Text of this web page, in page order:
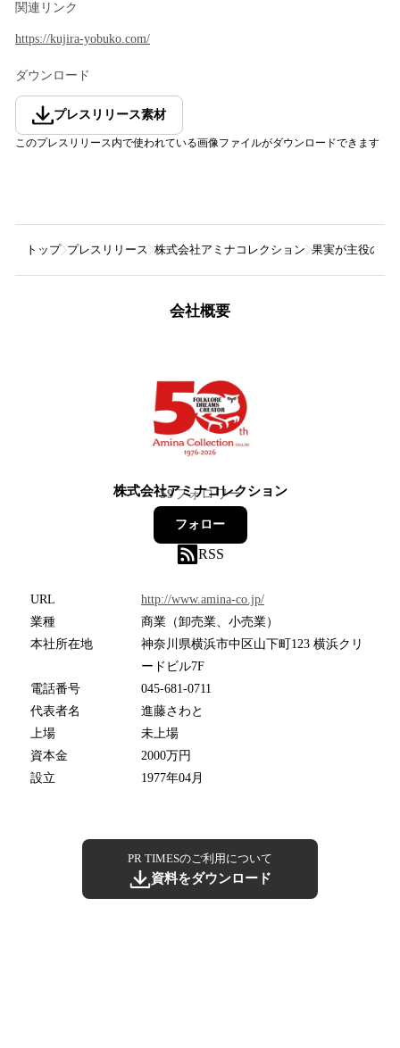
関連リンク
https://kujira-yobuko.com/
ダウンロード
プレスリリース素材
このプレスリリース内で使われている画像ファイルがダウンロードできます
トップ プレスリリース 株式会社アミナコレクション 果実が主役のか
会社概要
株式会社アミナコレクション
59フォロワー
フォロー
RSS
URL
http://www.amina-co.jp/
業種
商業（卸売業、小売業）
本社所在地
神奈川県横浜市中区山下町123 横浜クリ
ードビル7F
電話番号
045-681-0711
代表者名
進藤さわと
上場
未上場
資本金
2000万円
設立
1977年04月
PR TIMESのご利用について
資料をダウンロード